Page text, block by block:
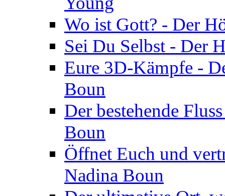
Wo ist Gott? - Der
Sei Du Selbst - Der
Eure 3D-Kämpfe -
Boun
Der bestehende
Boun
Öffnet Euch und
Nadina Boun